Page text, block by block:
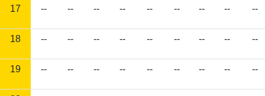
17 -- -- -- -- -- -- -- -- --
18 -- -- -- -- -- -- -- -- --
19 -- -- -- -- -- -- -- -- --